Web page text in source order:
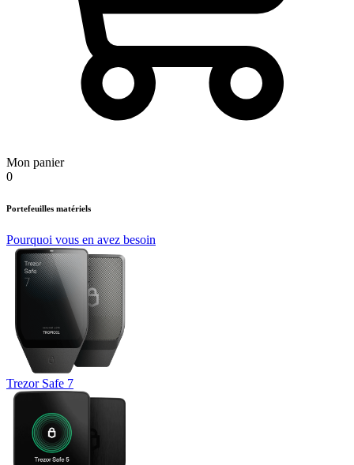
Mon panier
0
Portefeuilles matériels
Pourquoi vous en avez besoin
Trezor Safe 7